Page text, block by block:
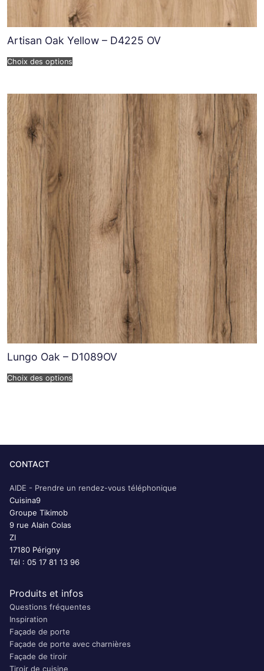
Artisan Oak Yellow – D4225 OV
Choix des options
Lungo Oak – D1089OV
Choix des options
CONTACT
AIDE - Prendre un rendez-vous téléphonique
Cuisina9
Groupe Tikimob
9 rue Alain Colas
ZI
17180 Périgny
Tél : 05 17 81 13 96
Produits et infos
Questions fréquentes
Inspiration
Façade de porte
Façade de porte avec charnières
Façade de tiroir
Tiroir de cuisine